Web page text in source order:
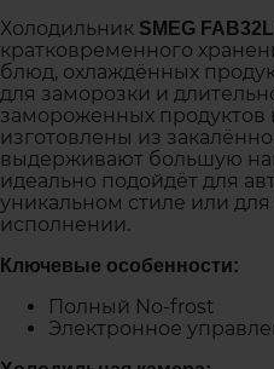
Холодильник SMEG
кратковременного
блюд, охлаждённых
для заморозки и
замороженных продуктов
изготовлены из
выдерживают большую
идеально подойдёт для
уникальном стиле или для
исполнении.
Ключевые особенности:
Полный No-frost
Электронное